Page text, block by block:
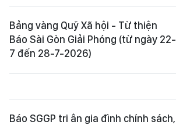
Bảng vàng Quỹ Xã hội - Từ thiện
Báo Sài Gòn Giải Phóng (từ ngày 22-
7 đến 28-7-2026)
Báo SGGP tri ân gia đình chính sách,